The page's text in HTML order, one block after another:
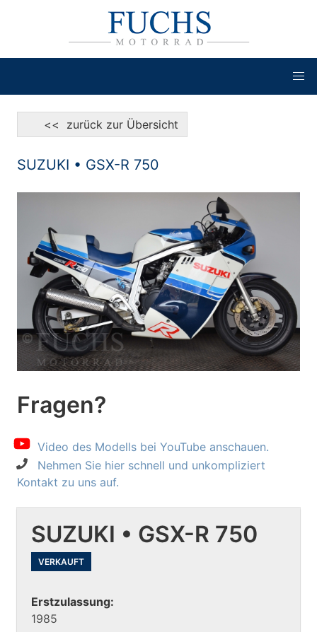
<< zurück zur Übersicht
SUZUKI • GSX-R 750
Fragen?
Video des Modells bei YouTube anschauen.
Nehmen Sie hier schnell und unkompliziert
Kontakt zu uns auf.
SUZUKI • GSX-R 750
VERKAUFT
Erstzulassung:
1985